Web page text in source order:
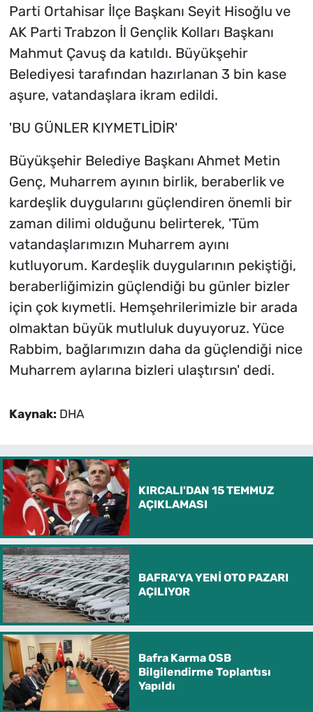
Parti Ortahisar İlçe Başkanı Seyit Hisoğlu ve
AK Parti Trabzon İl Gençlik Kolları Başkanı
Mahmut Çavuş da katıldı. Büyükşehir
Belediyesi tarafından hazırlanan 3 bin kase
aşure, vatandaşlara ikram edildi.
'BU GÜNLER KIYMETLİDİR'
Büyükşehir Belediye Başkanı Ahmet Metin
Genç, Muharrem ayının birlik, beraberlik ve
kardeşlik duygularını güçlendiren önemli bir
zaman dilimi olduğunu belirterek, 'Tüm
vatandaşlarımızın Muharrem ayını
kutluyorum. Kardeşlik duygularının pekiştiği,
beraberliğimizin güçlendiği bu günler bizler
için çok kıymetli. Hemşehrilerimizle bir arada
olmaktan büyük mutluluk duyuyoruz. Yüce
Rabbim, bağlarımızın daha da güçlendiği nice
Muharrem aylarına bizleri ulaştırsın' dedi.
Kaynak: DHA
KIRCALI'DAN 15 TEMMUZ
AÇIKLAMASI
BAFRA'YA YENİ OTO PAZARI
AÇILIYOR
Bafra Karma OSB
Bilgilendirme Toplantısı
Yapıldı